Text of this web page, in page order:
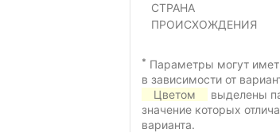
СТРАНА
ПРОИСХОЖДЕНИЯ
* Параметры могут
в зависимости от
Цветом
выделены
значение которых
варианта.